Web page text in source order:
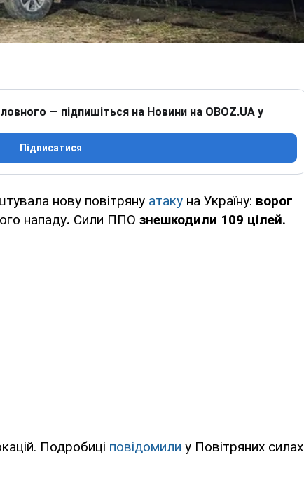
— підпишіться на Новини на OBOZ.UA у
Підписатися
нову повітряну атаку на Україну: ворог
нападу. Сили ППО знешкодили 109 цілей.
Подробиці повідомили у Повітряних силах